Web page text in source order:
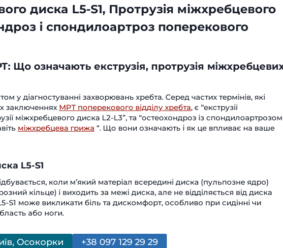
диска L5-S1, Протрузія міжхребцевого
і спондилоартроз поперекового
Що означають екструзія, протрузія
у діагностуванні захворювань хребта. Серед частих термінів, які
заключеннях МРТ поперекового відділу хребта, є “екструзії
міжхребцевого диска L2-L3”, та “остеохондроз із спондилоартрозом
міжхребцева грижа “. Що вони означають і як це впливає на ваше
L5-S1
коли м’який матеріал всередині диска (пульпозне ядро)
кільце) і виходить за межі диска, але не відділяється від диска
S1 може викликати біль та дискомфорт, особливо при сидінні чи
або ноги.
Осокорки +38 097 129 29 29